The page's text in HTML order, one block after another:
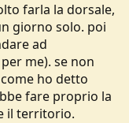
farla la dorsale,
giorno solo. poi
ad
me). se non
ho detto
fare proprio la
il territorio.